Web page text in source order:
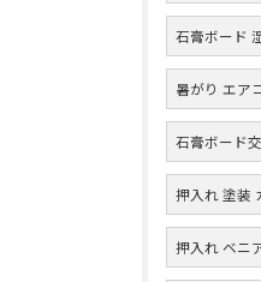
石膏ボード
暑がり エア
石膏ボード
押入れ 塗装
押入れ ベニ